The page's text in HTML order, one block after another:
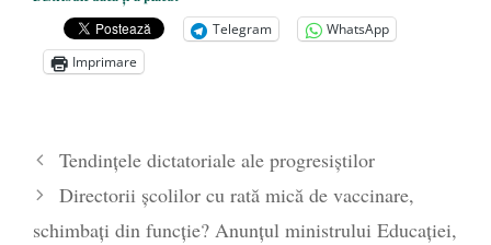
președintele Ucrainei, Volodymyr
Zelensky
- 13 mai 2026
Statul care servește Națiunea
poetului Octavian Goga, înlăturat din Iași
- 16 aprilie 2026
Telegram
WhatsApp
Imprimare
Tendințele dictatoriale ale progresiștilor
Directorii școlilor cu rată mică de vaccinare,
schimbați din funcție? Anunțul ministrului Educației,